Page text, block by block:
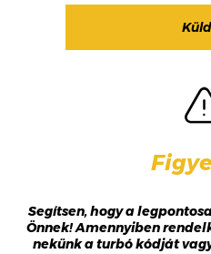
Segítsen, hogy a
Önnek! Amennyiben
nekünk a turbó kódját